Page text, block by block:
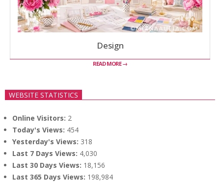
Design
READ MORE →
WEBSITE STATISTICS
Online Visitors: 2
Today's Views: 454
Yesterday's Views: 318
Last 7 Days Views: 4,030
Last 30 Days Views: 18,156
Last 365 Days Views: 198,984